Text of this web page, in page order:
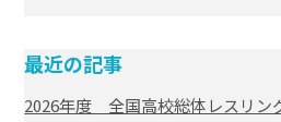
最近の記事
2026年度 全国高校総体レスリ